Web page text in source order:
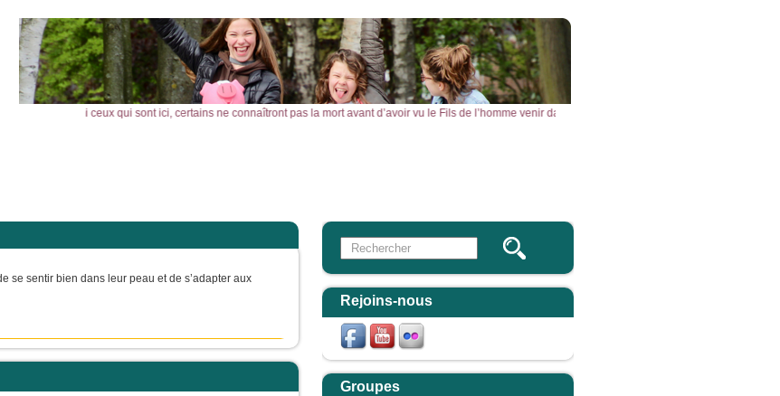
dis : parmi ceux qui sont ici, certains ne connaîtront pas la mort avant d’avoir vu le Fils de l’homme venir dans son Règne. » – Acclamons la Parole
se sentir bien dans leur peau et de s’adapter aux
Formulaire de recherche
Rejoins-nous
Groupes